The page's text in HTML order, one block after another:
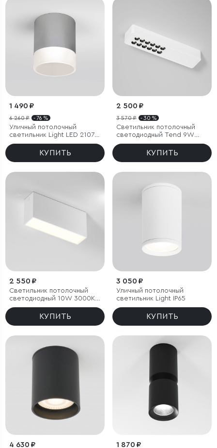
1 490 ₽
6 260 ₽ - 76 %
Уличный потолочный
светильник Light LED 2107
IP54
КУПИТЬ
2 500 ₽
3 570 ₽ - 30 %
Светильник потолочный
светодиодный Tend 9W
4000K белый
КУПИТЬ
2 550 ₽
Светильник потолочный
светодиодный 10W 3000K
белый Block
КУПИТЬ
3 050 ₽
Уличный потолочный
светильник Light IP65
КУПИТЬ
4 630 ₽ 1 870 ₽